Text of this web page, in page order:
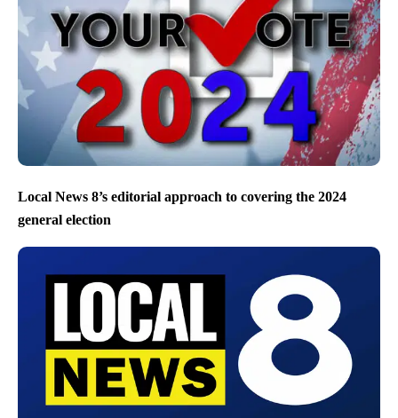
Local News 8’s editorial approach to covering the 2024
general election